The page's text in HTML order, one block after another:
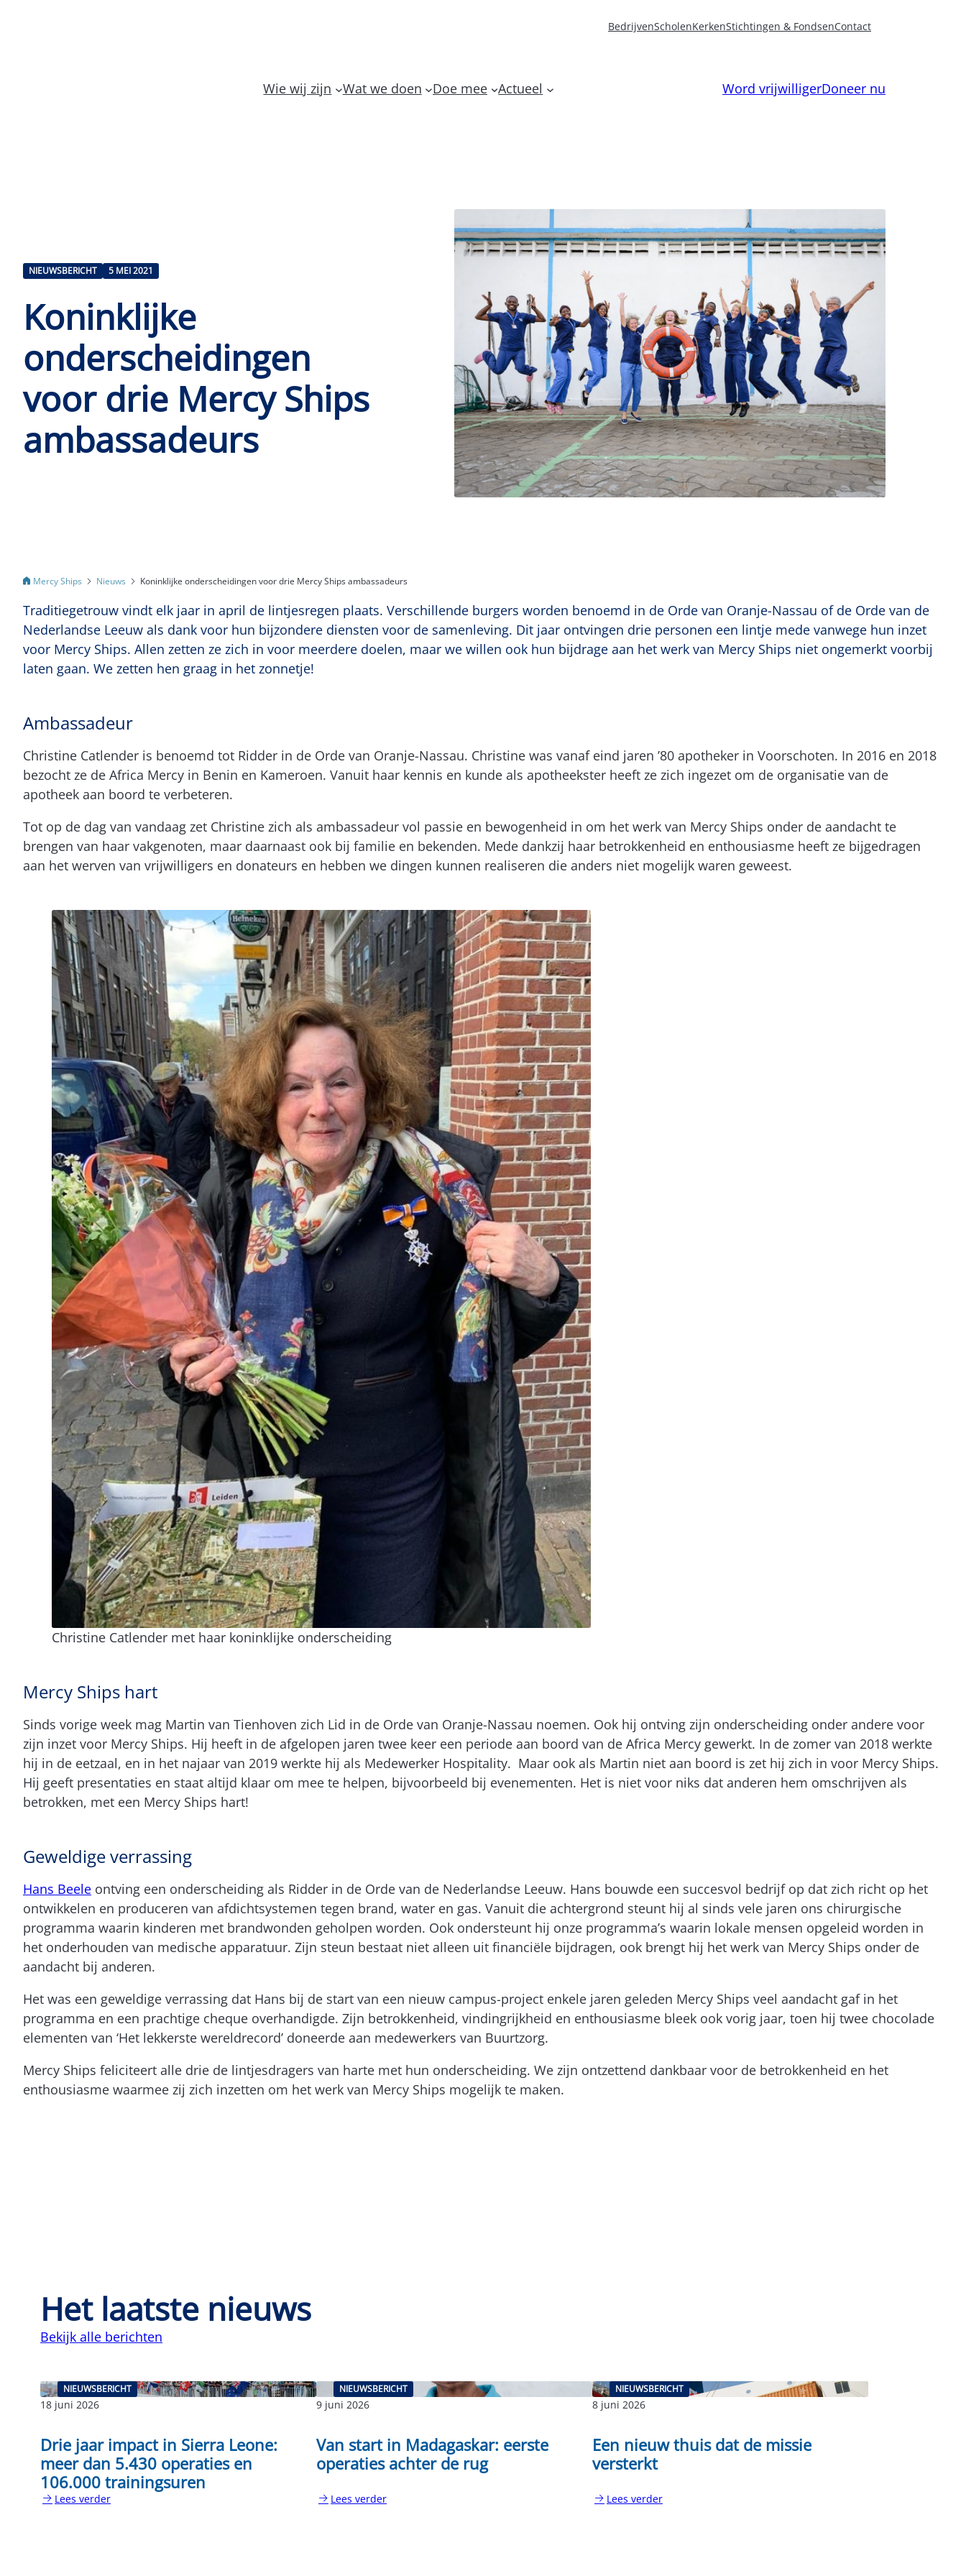
BedrijvenScholenKerkenStichtingen & FondsenContact
Wie wij zijn Wat we doen Doe mee Actueel Word vrijwilligerDoneer nu
NIEUWSBERICHT 5 MEI 2021
Koninklijke
onderscheidingen
voor drie Mercy Ships
ambassadeurs
Mercy Ships Nieuws Koninklijke onderscheidingen voor drie Mercy Ships ambassadeurs
Traditiegetrouw vindt elk jaar in april de lintjesregen plaats. Verschillende burgers worden benoemd in de Orde van Oranje-Nassau of de Orde van de
Nederlandse Leeuw als dank voor hun bijzondere diensten voor de samenleving. Dit jaar ontvingen drie personen een lintje mede vanwege hun inzet
voor Mercy Ships. Allen zetten ze zich in voor meerdere doelen, maar we willen ook hun bijdrage aan het werk van Mercy Ships niet ongemerkt voorbij
laten gaan. We zetten hen graag in het zonnetje!
Ambassadeur
Christine Catlender is benoemd tot Ridder in de Orde van Oranje-Nassau. Christine was vanaf eind jaren ’80 apotheker in Voorschoten. In 2016 en 2018
bezocht ze de Africa Mercy in Benin en Kameroen. Vanuit haar kennis en kunde als apotheekster heeft ze zich ingezet om de organisatie van de
apotheek aan boord te verbeteren.
Tot op de dag van vandaag zet Christine zich als ambassadeur vol passie en bewogenheid in om het werk van Mercy Ships onder de aandacht te
brengen van haar vakgenoten, maar daarnaast ook bij familie en bekenden. Mede dankzij haar betrokkenheid en enthousiasme heeft ze bijgedragen
aan het werven van vrijwilligers en donateurs en hebben we dingen kunnen realiseren die anders niet mogelijk waren geweest.
Christine Catlender met haar koninklijke onderscheiding
Mercy Ships hart
Sinds vorige week mag Martin van Tienhoven zich Lid in de Orde van Oranje-Nassau noemen. Ook hij ontving zijn onderscheiding onder andere voor
zijn inzet voor Mercy Ships. Hij heeft in de afgelopen jaren twee keer een periode aan boord van de Africa Mercy gewerkt. In de zomer van 2018 werkte
hij in de eetzaal, en in het najaar van 2019 werkte hij als Medewerker Hospitality. Maar ook als Martin niet aan boord is zet hij zich in voor Mercy Ships.
Hij geeft presentaties en staat altijd klaar om mee te helpen, bijvoorbeeld bij evenementen. Het is niet voor niks dat anderen hem omschrijven als
betrokken, met een Mercy Ships hart!
Geweldige verrassing
Hans Beele ontving een onderscheiding als Ridder in de Orde van de Nederlandse Leeuw. Hans bouwde een succesvol bedrijf op dat zich richt op het
ontwikkelen en produceren van afdichtsystemen tegen brand, water en gas. Vanuit die achtergrond steunt hij al sinds vele jaren ons chirurgische
programma waarin kinderen met brandwonden geholpen worden. Ook ondersteunt hij onze programma’s waarin lokale mensen opgeleid worden in
het onderhouden van medische apparatuur. Zijn steun bestaat niet alleen uit financiële bijdragen, ook brengt hij het werk van Mercy Ships onder de
aandacht bij anderen.
Het was een geweldige verrassing dat Hans bij de start van een nieuw campus-project enkele jaren geleden Mercy Ships veel aandacht gaf in het
programma en een prachtige cheque overhandigde. Zijn betrokkenheid, vindingrijkheid en enthousiasme bleek ook vorig jaar, toen hij twee chocolade
elementen van ‘Het lekkerste wereldrecord’ doneerde aan medewerkers van Buurtzorg.
Mercy Ships feliciteert alle drie de lintjesdragers van harte met hun onderscheiding. We zijn ontzettend dankbaar voor de betrokkenheid en het
enthousiasme waarmee zij zich inzetten om het werk van Mercy Ships mogelijk te maken.
Het laatste nieuws
Bekijk alle berichten
NIEUWSBERICHT
18 juni 2026
Drie jaar impact in Sierra Leone:
meer dan 5.430 operaties en
106.000 trainingsuren
Lees verder
NIEUWSBERICHT
9 juni 2026
Van start in Madagaskar: eerste
operaties achter de rug
Lees verder
NIEUWSBERICHT
8 juni 2026
Een nieuw thuis dat de missie
versterkt
Lees verder